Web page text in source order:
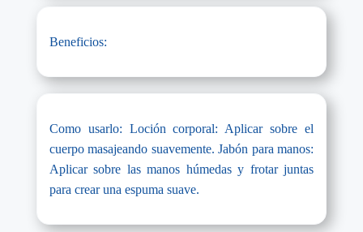
Beneficios:
Como usarlo: Loción corporal: Aplicar sobre el
cuerpo masajeando suavemente. Jabón para manos:
Aplicar sobre las manos húmedas y frotar juntas
para crear una espuma suave.